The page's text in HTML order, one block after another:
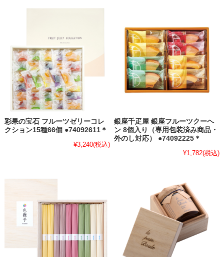
彩果の宝石 フルーツゼリーコレ
クション15種66個 ●74092611＊
¥3,240(税込)
銀座千疋屋 銀座フルーツクーヘ
ン 8個入り（専用包装済み商品・
外のし対応） ●74092225＊
¥1,782(税込)